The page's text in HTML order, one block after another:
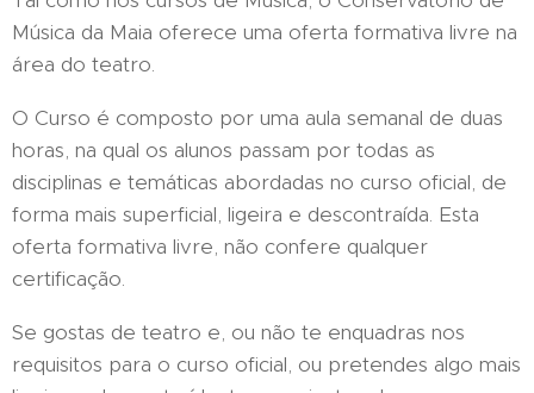
Música da Maia oferece uma oferta formativa livre na
área do teatro.
O Curso é composto por uma aula semanal de duas
horas, na qual os alunos passam por todas as
disciplinas e temáticas abordadas no curso oficial, de
forma mais superficial, ligeira e descontraída. Esta
oferta formativa livre, não confere qualquer
certificação.
Se gostas de teatro e, ou não te enquadras nos
requisitos para o curso oficial, ou pretendes algo mais